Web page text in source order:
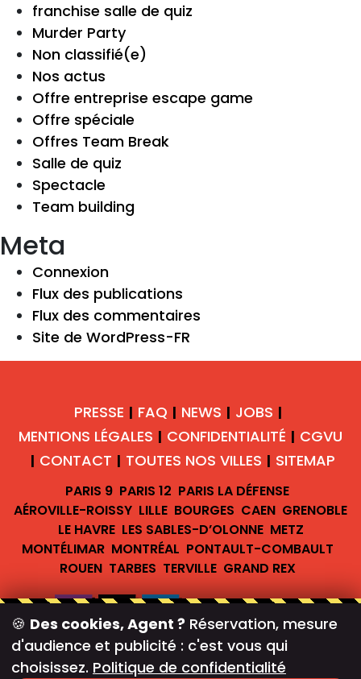
franchise salle de quiz
Murder Party
Non classifié(e)
Nos actus
Offre entreprise escape game
Offre spéciale
Offres Team Break
Salle de quiz
Spectacle
Team building
Meta
Connexion
Flux des publications
Flux des commentaires
Site de WordPress-FR
PRESSE | FAQ | NEWS | JOBS |
MENTIONS LÉGALES | CONFIDENTIALITÉ | CGVU
| CONTACT | TOUTES NOS VILLES | SITEMAP
PARIS 9 PARIS 12 PARIS LA DÉFENSE
AÉROVILLE-ROISSY LILLE BOURGES CAEN GRENOBLE
LE HAVRE LES SABLES-D’OLONNE METZ
MONTÉLIMAR MONTRÉAL PONTAULT-COMBAULT
ROUEN TARBES TERVILLE GRAND REX
#teambreakofficiel
🍪 Des cookies, Agent ? Réservation, mesure
d'audience et publicité : c'est vous qui
choisissez. Politique de confidentialité